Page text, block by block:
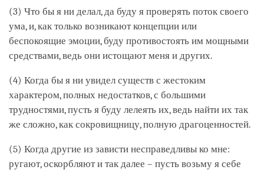
(3) Что бы я ни делал, да буду я проверять поток своего
ума, и, как только возникают концепции или
беспокоящие эмоции, буду противостоять им мощными
средствами, ведь они истощают меня и других.
(4) Когда бы я ни увидел существ с жестоким
характером, полных недостатков, с большими
трудностями, пусть я буду лелеять их, ведь найти их так
же сложно, как сокровищницу, полную драгоценностей.
(5) Когда другие из зависти несправедливы ко мне:
ругают, оскорбляют и так далее – пусть возьму я себе